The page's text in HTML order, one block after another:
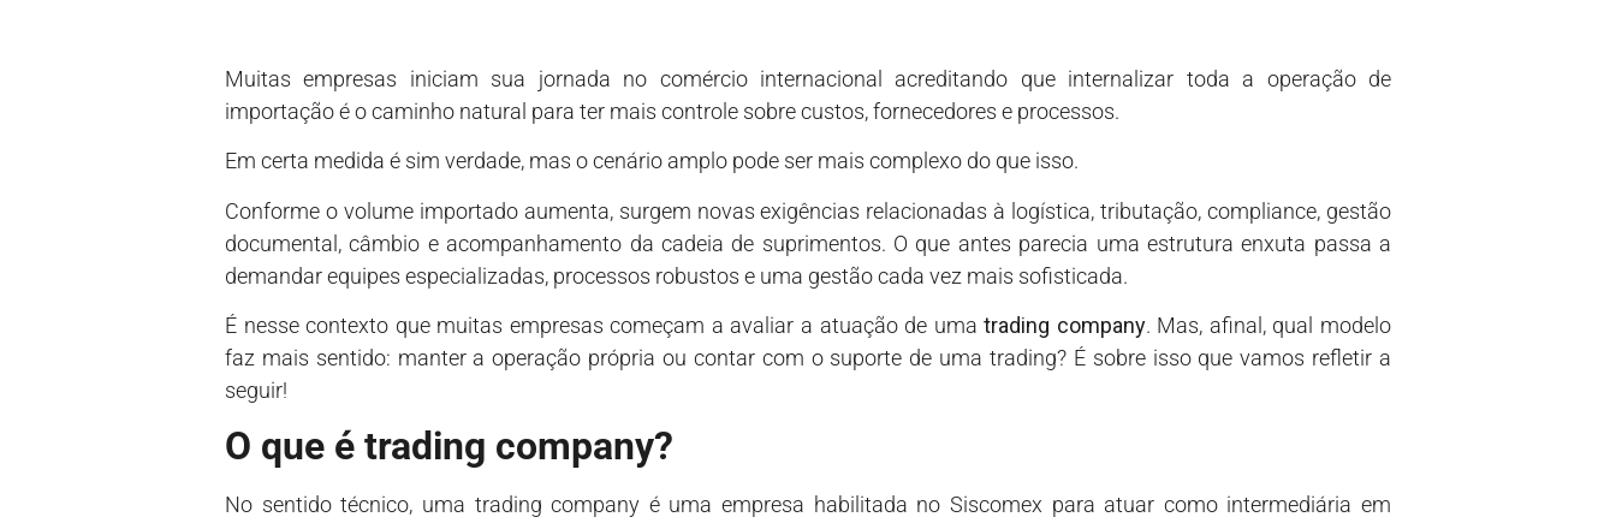
Muitas empresas iniciam sua jornada no comércio internacional acreditando que internalizar toda a operação de
importação é o caminho natural para ter mais controle sobre custos, fornecedores e processos.
Em certa medida é sim verdade, mas o cenário amplo pode ser mais complexo do que isso.
Conforme o volume importado aumenta, surgem novas exigências relacionadas à logística, tributação, compliance, gestão
documental, câmbio e acompanhamento da cadeia de suprimentos. O que antes parecia uma estrutura enxuta passa a
demandar equipes especializadas, processos robustos e uma gestão cada vez mais sofisticada.
É nesse contexto que muitas empresas começam a avaliar a atuação de uma trading company. Mas, afinal, qual modelo
faz mais sentido: manter a operação própria ou contar com o suporte de uma trading? É sobre isso que vamos refletir a
seguir!
O que é trading company?
No sentido técnico, uma trading company é uma empresa habilitada no Siscomex para atuar como intermediária em